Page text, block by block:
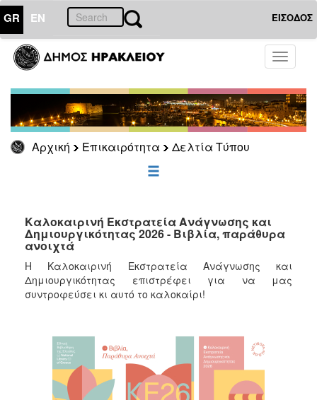
GR EN ΕΙΣΟΔΟΣ
Toggle
Αρχική Επικαιρότητα Δελτία Τύπου
ΕΠΙΚΑΙΡΟΤΗΤΑ
Τύπου
Αρχείο
ΕΠΙΣΚΕΠΤΗΣ
ΗΡΑΚΛΕΙΟ
Καλοκαιρινή Εκστρατεία Ανάγνωσης και
Δημιουργικότητας 2026 - Βιβλία, παράθυρα
ανοιχτά
Η Καλοκαιρινή Εκστρατεία Ανάγνωσης και
Δημιουργικότητας επιστρέφει για να μας
συντροφεύσει κι αυτό το καλοκαίρι!